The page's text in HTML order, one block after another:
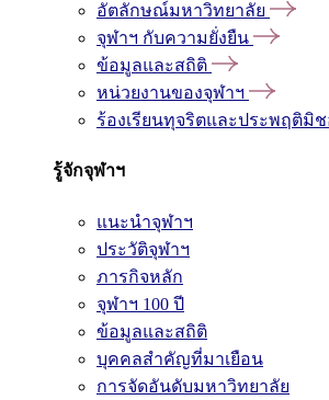
อัตลักษณ์มหาวิทยาลัย
จุฬาฯ กับความยั่งยืน
ข้อมูลและสถิติ
หน่วยงานของจุฬาฯ
ร้องเรียนทุจริตและประพฤติมิ
รู้จักจุฬาฯ
แนะนำจุฬาฯ
ประวัติจุฬาฯ
ภารกิจหลัก
จุฬาฯ 100 ปี
ข้อมูลและสถิติ
บุคคลสำคัญที่มาเยือน
การจัดอันดับมหาวิทยาลัย